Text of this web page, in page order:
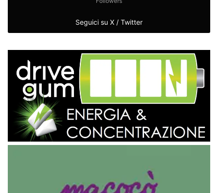
Seguici su X / Twitter